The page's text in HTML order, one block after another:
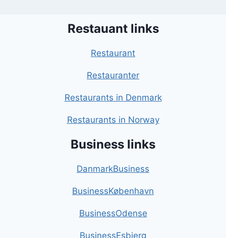
Restauant links
Restaurant
Restauranter
Restaurants in Denmark
Restaurants in Norway
Business links
DanmarkBusiness
BusinessKøbenhavn
BusinessOdense
BusinessEsbjerg